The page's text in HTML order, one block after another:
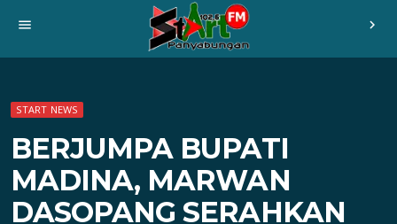
menu chevron_right
START NEWS
BERJUMPA BUPATI
MADINA, MARWAN
DASOPANG SERAHKAN